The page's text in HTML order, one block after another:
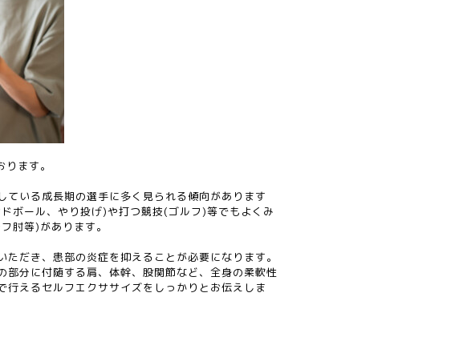
ます。
いる成長期の選手に多く見られる傾向があります
ボール、やり投げ)や打つ競技(ゴルフ)等でもよくみ
肘等)があります。
だき、患部の炎症を抑えることが必要になります。
分に付随する肩、体幹、股関節など、全身の柔軟性
えるセルフエクササイズをしっかりとお伝えしま